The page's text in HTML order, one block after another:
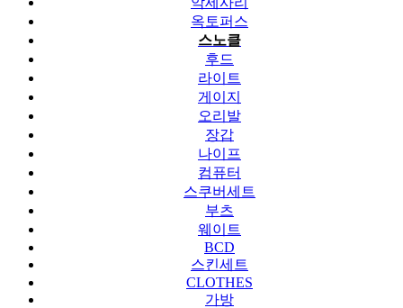
옥토퍼스
스노클
후드
라이트
게이지
오리발
장갑
나이프
컴퓨터
스쿠버세트
부츠
웨이트
BCD
스킨세트
CLOTHES
가방